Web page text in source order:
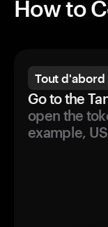
How to
Tout d'abord
Go to the
open the
example,